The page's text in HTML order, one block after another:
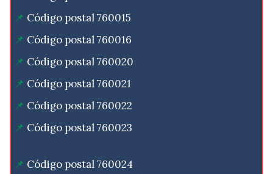
Código postal 760015
Código postal 760016
Código postal 760020
Código postal 760021
Código postal 760022
Código postal 760023
Código postal 760024